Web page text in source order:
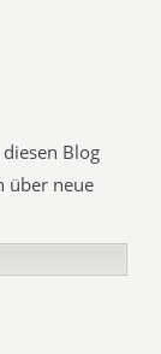
Blog
über neue